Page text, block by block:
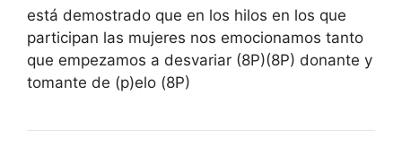
está demostrado que en los hilos en los que
participan las mujeres nos emocionamos tanto
que empezamos a desvariar (8P)(8P) donante y
tomante de (p)elo (8P)